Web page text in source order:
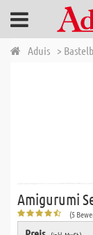
Aduis >
Amigurumi
(5